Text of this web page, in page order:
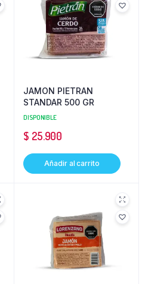
JAMON PIETRAN
STANDAR 500 GR
DISPONIBLE
$ 25.900
Añadir al carrito